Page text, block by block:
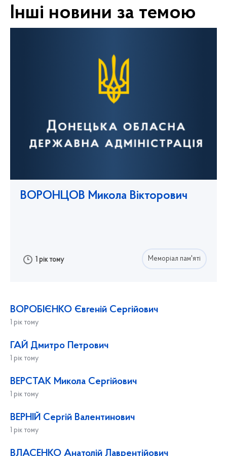
Інші новини за темою
ВОРОНЦОВ Микола Вікторович
1 рік тому Меморіал пам'яті
ВОРОБІЄНКО Євгеній Сергійович
1 рік тому
ГАЙ Дмитро Петрович
1 рік тому
ВЕРСТАК Микола Сергійович
1 рік тому
ВЕРНІЙ Сергій Валентинович
1 рік тому
ВЛАСЕНКО Анатолій Лаврентійович